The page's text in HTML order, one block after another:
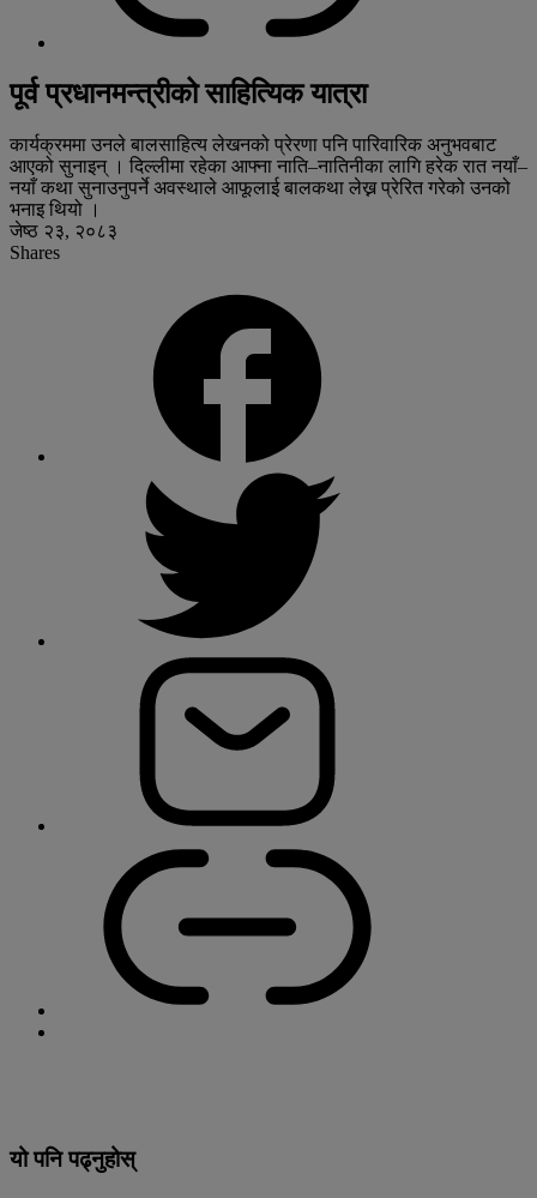
पूर्व प्रधानमन्त्रीको साहित्यिक यात्रा
कार्यक्रममा उनले बालसाहित्य लेखनको प्रेरणा पनि पारिवारिक अनुभवबाट
आएको सुनाइन् । दिल्लीमा रहेका आफ्ना नाति–नातिनीका लागि हरेक रात नयाँ–
नयाँ कथा सुनाउनुपर्ने अवस्थाले आफूलाई बालकथा लेख्न प्रेरित गरेको उनको
भनाइ थियो ।
जेष्ठ २३, २०८३
Shares
यो पनि पढ्नुहोस्